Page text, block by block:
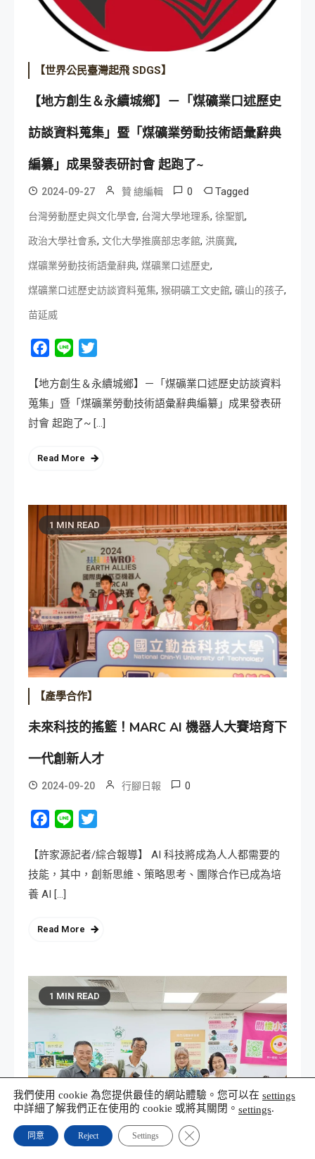
【世界公民臺灣起飛 SDGS】
【地方創生＆永續城鄉】－「煤礦業口述歷史
訪談資料蒐集」暨「煤礦業勞動技術語彙辭典
編纂」成果發表研討會 起跑了~
2024-09-27 贊 總編輯 0 Tagged
台灣勞動歷史與文化學會, 台灣大學地理系, 徐聖凱,
政治大學社會系, 文化大學推廣部忠孝館, 洪廣冀,
煤礦業勞動技術語彙辭典, 煤礦業口述歷史,
煤礦業口述歷史訪談資料蒐集, 猴硐礦工文史館, 礦山的孩子,
苗延威
Facebook
Line
【地方創生＆永續城鄉】－「煤礦業口述歷史訪談資料
蒐集」暨「煤礦業勞動技術語彙辭典編纂」成果發表研
討會 起跑了~ […]
Read More
1 MIN READ
【產學合作】
未來科技的搖籃！MARC AI 機器人大賽培育下
一代創新人才
2024-09-20 行腳日報 0
Facebook
Line
【許家源記者/綜合報導】 AI 科技將成為人人都需要的
技能，其中，創新思維、策略思考、團隊合作已成為培
養 AI […]
Read More
1 MIN READ
我們使用 cookie 為您提供最佳的網站體驗。您可以在 settings
中詳細了解我們正在使用的 cookie 或將其關閉。 settings.
同意 Reject Settings Close GDPR Cookie Banner